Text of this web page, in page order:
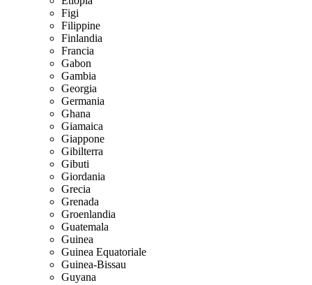
Figi
Filippine
Finlandia
Francia
Gabon
Gambia
Georgia
Germania
Ghana
Giamaica
Giappone
Gibilterra
Gibuti
Giordania
Grecia
Grenada
Groenlandia
Guatemala
Guinea
Guinea Equatoriale
Guinea-Bissau
Guyana